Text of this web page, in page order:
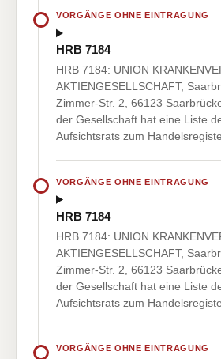
VORGÄNGE OHNE EINTRAGUNG
HRB 7184
HRB 7184: UNION
AKTIENGESELLSCHAFT,
Zimmer-Str. 2, 66123
der Gesellschaft hat eine Liste
Aufsichtsrats zum
VORGÄNGE OHNE EINTRAGUNG
HRB 7184
HRB 7184: UNION
AKTIENGESELLSCHAFT,
Zimmer-Str. 2, 66123
der Gesellschaft hat eine Liste
Aufsichtsrats zum
VORGÄNGE OHNE EINTRAGUNG